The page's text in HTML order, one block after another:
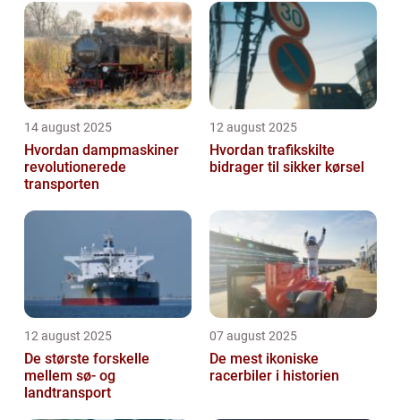
14 august 2025
Hvordan dampmaskiner
revolutionerede
transporten
12 august 2025
Hvordan trafikskilte
bidrager til sikker kørsel
12 august 2025
De største forskelle
mellem sø- og
landtransport
07 august 2025
De mest ikoniske
racerbiler i historien